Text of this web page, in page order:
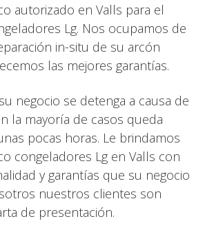
autorizado en Valls para el
Lg. Nos ocupamos de
in-situ de su arcón
las mejores garantías.
negocio se detenga a causa de
la mayoría de casos queda
pocas horas. Le brindamos
congeladores Lg en Valls con
y garantías que su negocio
nuestros clientes son
de presentación.